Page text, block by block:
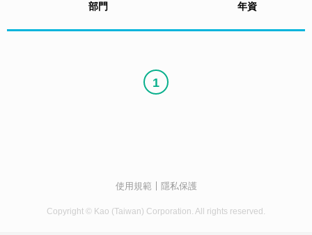
部門 年資
1
使用規範 隱私保護
Copyright © Kao (Taiwan) Corporation. All rights reserved.